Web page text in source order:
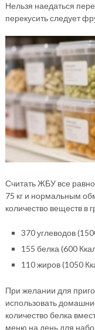
Нельзя наедаться
перекусить следует
Считать ЖБУ все
75 кг и нормальным
количество веществ в
370 углеводов
155 белка (600
110 жиров (1050
При желании для
использовать
количество белка
меню на день для